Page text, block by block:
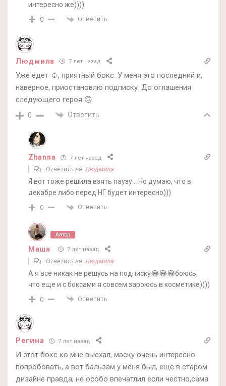
интересно же))))
0 Ответить
Людмила 7 лет назад
Уже едет ☺️, приятный бокс. У меня это последний и,
наверное, приостановлю подписку. До оглашения
следующего героя 🙃
0 Ответить
Zhanna 7 лет назад
Ответить наЛюдмила
Я вот тоже решила взять паузу… Но думаю, что в
декабре либо перед НГ будет интересно)))
0 Ответить
Автор
Маша 7 лет назад
Ответить на Людмила
А я все никак не решусь на подписку😂😂😂боюсь,
что еще и с боксами я совсем зароюсь в косметике))))
0 Ответить
Регина 7 лет назад
И этот бокс ко мне выехал, маску очень интересно
попробовать, а вот бальзам у меня был, ещё в старом
дизайне правда, не особо впечатлил если честно,сама